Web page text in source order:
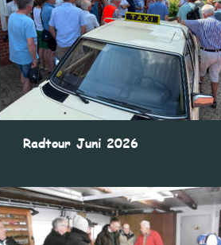
Radtour Juni 2026